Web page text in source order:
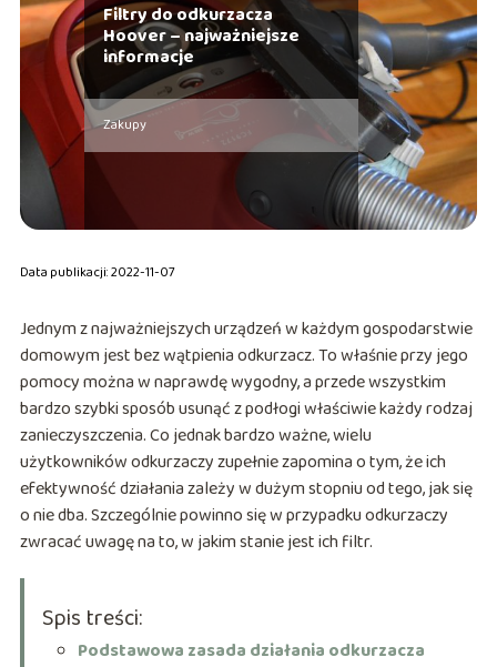
Filtry do odkurzacza
Hoover – najważniejsze
informacje
Zakupy
Data publikacji: 2022-11-07
Jednym z najważniejszych urządzeń w każdym gospodarstwie
domowym jest bez wątpienia odkurzacz. To właśnie przy jego
pomocy można w naprawdę wygodny, a przede wszystkim
bardzo szybki sposób usunąć z podłogi właściwie każdy rodzaj
zanieczyszczenia. Co jednak bardzo ważne, wielu
użytkowników odkurzaczy zupełnie zapomina o tym, że ich
efektywność działania zależy w dużym stopniu od tego, jak się
o nie dba. Szczególnie powinno się w przypadku odkurzaczy
zwracać uwagę na to, w jakim stanie jest ich filtr.
Spis treści:
Podstawowa zasada działania odkurzacza